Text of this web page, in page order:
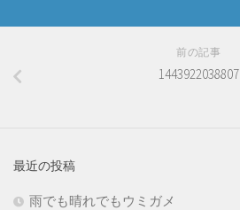
前の記事
1443922038807
最近の投稿
雨でも晴れでもウミガメ